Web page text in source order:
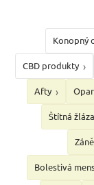
Konopný
CBD produkty
Afty
Štítná žláza
Bolestivá